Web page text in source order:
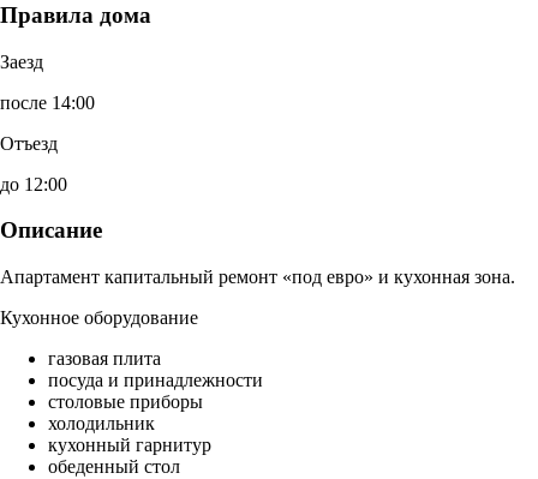
Правила дома
Заезд
после 14:00
Отъезд
до 12:00
Описание
Апартамент капитальный ремонт «под евро» и кухонная зона.
Кухонное оборудование
газовая плита
посуда и принадлежности
столовые приборы
холодильник
кухонный гарнитур
обеденный стол